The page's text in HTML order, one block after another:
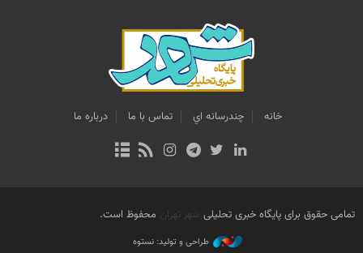
خانه چندرسانه اي تماس با ما درباره ما
تمامی حقوق برای پایگاه خبری تحلیلی شهر تهران محفوظ است.
طراحی و تولید: نستوه